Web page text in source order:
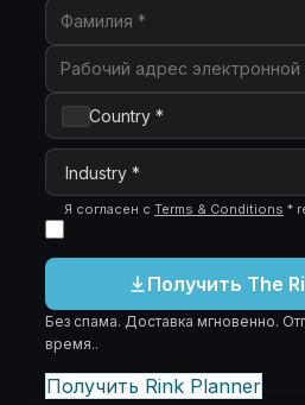
Country *
Я согласен с Terms & Conditions *
Получить The
Без спама. Доставка мгновенно.
время..
Получить Rink Planner